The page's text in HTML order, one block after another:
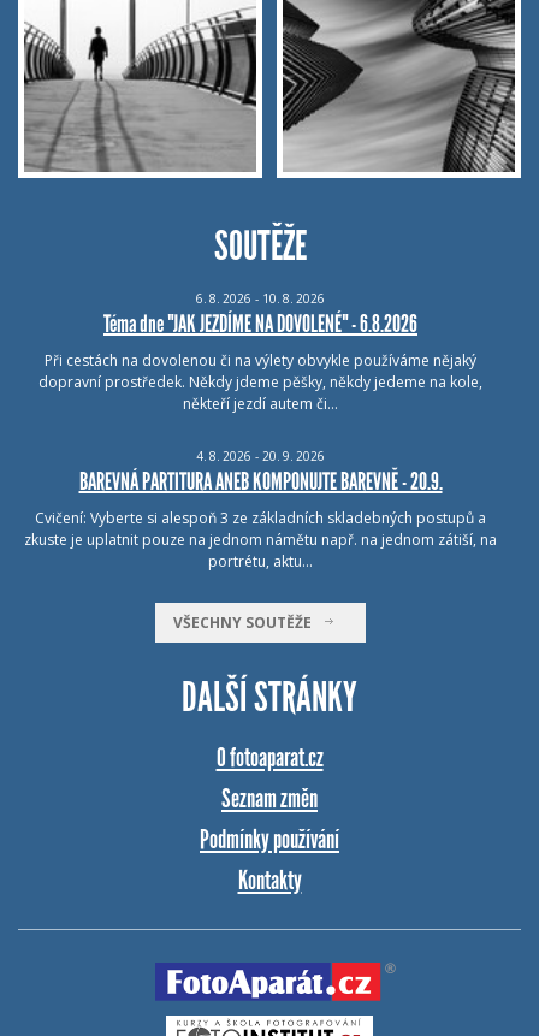
SOUTĚŽE
6. 8. 2026 - 10. 8. 2026
Téma dne "JAK JEZDÍME NA DOVOLENÉ" - 6.8.2026
Při cestách na dovolenou či na výlety obvykle používáme nějaký
dopravní prostředek. Někdy jdeme pěšky, někdy jedeme na kole,
někteří jezdí autem či…
4. 8. 2026 - 20. 9. 2026
BAREVNÁ PARTITURA ANEB KOMPONUJTE BAREVNĚ - 20.9.
Cvičení: Vyberte si alespoň 3 ze základních skladebných postupů a
zkuste je uplatnit pouze na jednom námětu např. na jednom zátiší, na
portrétu, aktu…
VŠECHNY SOUTĚŽE
DALŠÍ STRÁNKY
O fotoaparat.cz
Seznam změn
Podmínky používání
Kontakty